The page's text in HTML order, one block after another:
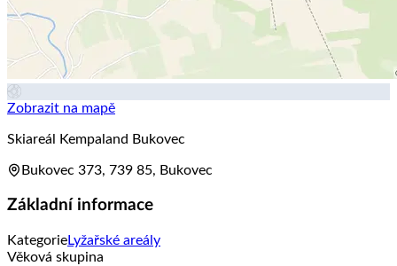
Zobrazit na mapě
Skiareál Kempaland Bukovec
Bukovec 373, 739 85, Bukovec
Základní informace
KategorieLyžařské areály
Věková skupina